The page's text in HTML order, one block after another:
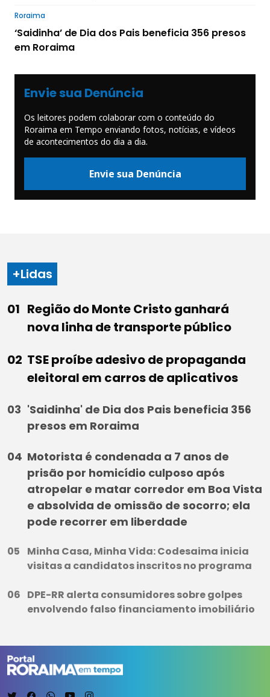
Roraima
‘Saidinha’ de Dia dos Pais beneficia 356 presos
em Roraima
Envie sua Denúncia
Os leitores podem colaborar com o conteúdo do
Roraima em Tempo enviando fotos, notícias, e vídeos
de acontecimentos do dia a dia.
Envie sua Denúncia
+Lidas
Região do Monte Cristo ganhará
nova linha de transporte público
TSE proíbe adesivo de propaganda
eleitoral em carros de aplicativos
'Saidinha' de Dia dos Pais beneficia 356
presos em Roraima
Motorista é condenada a 7 anos de
prisão por homicídio culposo após
atropelar e matar corredor em Boa Vista
e absolvida de omissão de socorro; ela
pode recorrer em liberdade
Minha Casa, Minha Vida: Codesaima inicia
visitas a candidatos inscritos no programa
DPE-RR alerta consumidores sobre golpes
envolvendo falso financiamento imobiliário